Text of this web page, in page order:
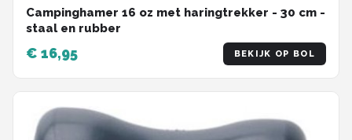
Campinghamer 16 oz met haringtrekker - 30 cm -
staal en rubber
€ 16,95 BEKIJK OP BOL